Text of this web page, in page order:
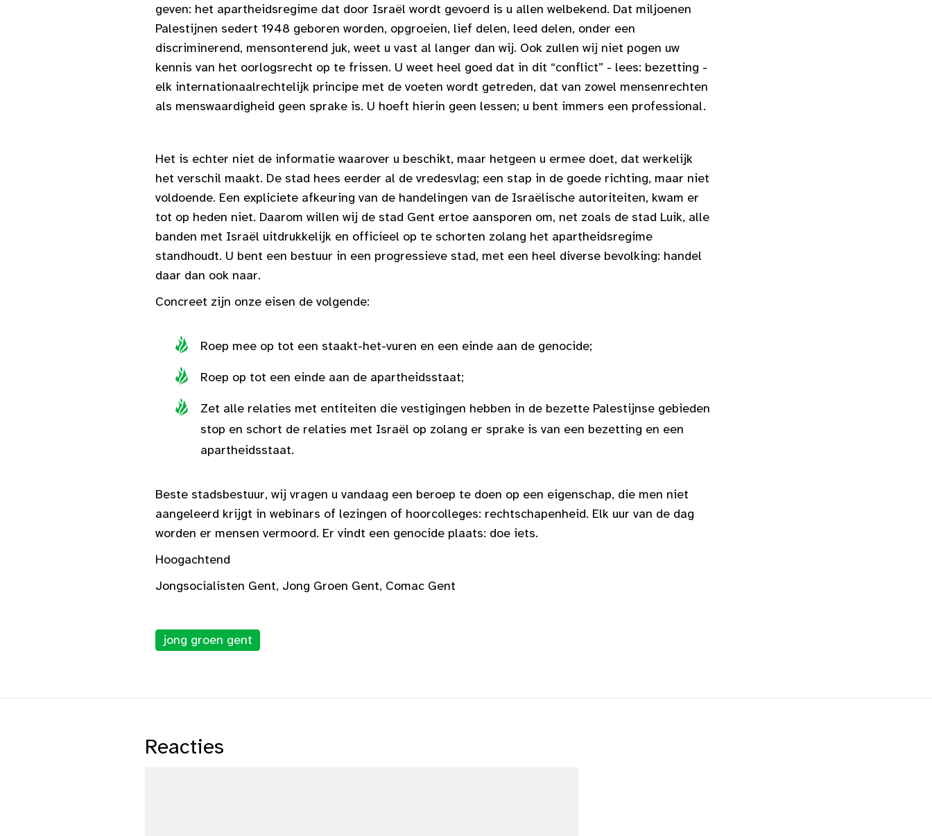
geven: het apartheidsregime dat door Israël wordt gevoerd is u allen welbekend. Dat miljoenen
Palestijnen sedert 1948 geboren worden, opgroeien, lief delen, leed delen, onder een
discriminerend, mensonterend juk, weet u vast al langer dan wij. Ook zullen wij niet pogen uw
kennis van het oorlogsrecht op te frissen. U weet heel goed dat in dit “conflict” - lees: bezetting -
elk internationaalrechtelijk principe met de voeten wordt getreden, dat van zowel mensenrechten
als menswaardigheid geen sprake is. U hoeft hierin geen lessen; u bent immers een professional.
Het is echter niet de informatie waarover u beschikt, maar hetgeen u ermee doet, dat werkelijk
het verschil maakt. De stad hees eerder al de vredesvlag; een stap in de goede richting, maar niet
voldoende. Een expliciete afkeuring van de handelingen van de Israëlische autoriteiten, kwam er
tot op heden niet. Daarom willen wij de stad Gent ertoe aansporen om, net zoals de stad Luik, alle
banden met Israël uitdrukkelijk en officieel op te schorten zolang het apartheidsregime
standhoudt. U bent een bestuur in een progressieve stad, met een heel diverse bevolking: handel
daar dan ook naar.
Concreet zijn onze eisen de volgende:
Roep mee op tot een staakt-het-vuren en een einde aan de genocide;
Roep op tot een einde aan de apartheidsstaat;
Zet alle relaties met entiteiten die vestigingen hebben in de bezette Palestijnse gebieden
stop en schort de relaties met Israël op zolang er sprake is van een bezetting en een
apartheidsstaat.
Beste stadsbestuur, wij vragen u vandaag een beroep te doen op een eigenschap, die men niet
aangeleerd krijgt in webinars of lezingen of hoorcolleges: rechtschapenheid. Elk uur van de dag
worden er mensen vermoord. Er vindt een genocide plaats: doe iets.
Hoogachtend
Jongsocialisten Gent, Jong Groen Gent, Comac Gent
jong groen gent
Reacties